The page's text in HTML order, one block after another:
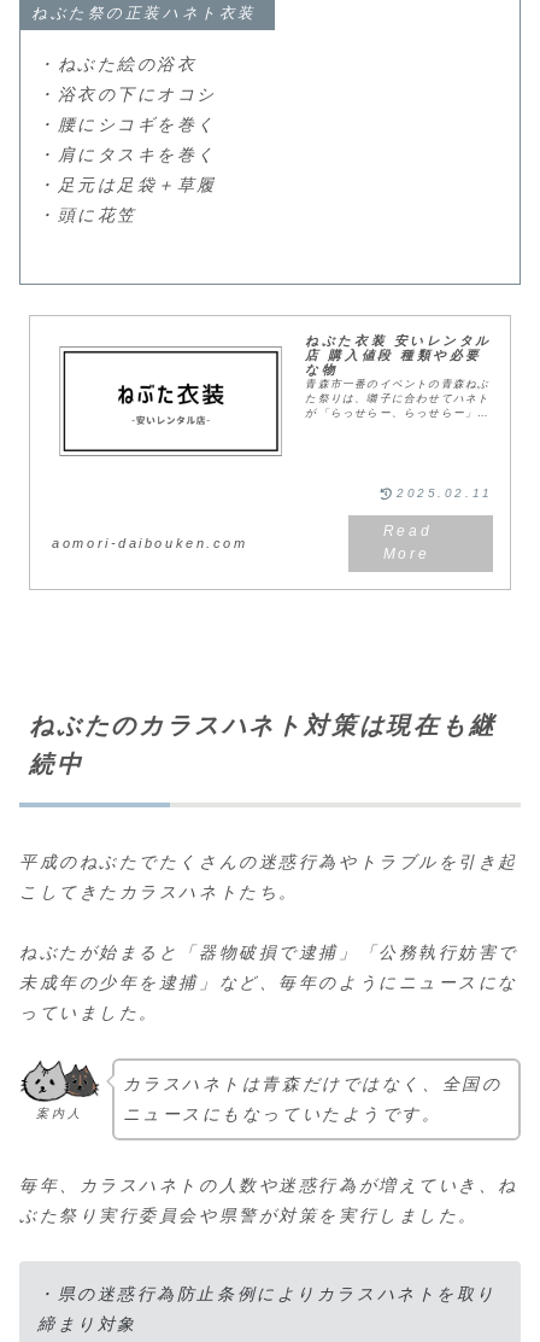
ねぶた祭の正装ハネト衣装
・ねぶた絵の浴衣
・浴衣の下にオコシ
・腰にシコギを巻く
・肩にタスキを巻く
・足元は足袋＋草履
・頭に花笠
ねぶた衣装 安いレンタル
店 購入値段 種類や必要
な物
青森市一番のイベントの青森ねぶ
た祭りは、囃子に合わせてハネト
が「らっせらー、らっせらー」の
aomori-daibouken.com
2025.02.11
ねぶたのカラスハネト対策は現在も継
続中
平成のねぶたでたくさんの迷惑行為やトラブルを引き起
こしてきたカラスハネトたち。
ねぶたが始まると「器物破損で逮捕」「公務執行妨害で
未成年の少年を逮捕」など、毎年のようにニュースにな
っていました。
案内人
カラスハネトは青森だけではなく、全国の
ニュースにもなっていたようです。
毎年、カラスハネトの人数や迷惑行為が増えていき、ね
ぶた祭り実行委員会や県警が対策を実行しました。
・県の迷惑行為防止条例によりカラスハネトを取り
締まり対象